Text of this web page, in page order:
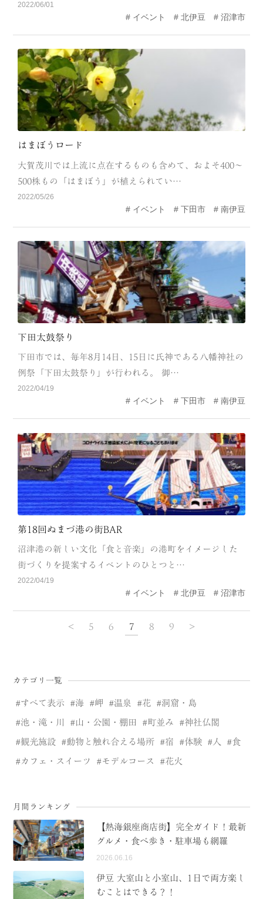
2022/06/01
イベント 北伊豆 沼津市
はまぼうロード
大賀茂川では上流に点在するものも含めて、およそ400～
500株もの「はまぼう」が植えられてい…
2022/05/26
イベント 下田市 南伊豆
下田太鼓祭り
下田市では、毎年8月14日、15日に氏神である八幡神社の
例祭「下田太鼓祭り」が行われる。 御…
2022/04/19
イベント 下田市 南伊豆
第18回ぬまづ港の街BAR
沼津港の新しい文化「食と音楽」の港町をイメージした
街づくりを提案するイベントのひとつと…
2022/04/19
イベント 北伊豆 沼津市
< 5 6 7 8 9 >
カテゴリ一覧
すべて表示 海 岬 温泉 花 洞窟・島
池・滝・川 山・公園・棚田 町並み 神社仏閣
観光施設 動物と触れ合える場所 宿 体験 人 食
カフェ・スイーツ モデルコース 花火
月間ランキング
【熱海銀座商店街】完全ガイド！最新
グルメ・食べ歩き・駐車場も網羅
2026.06.16
伊豆 大室山と小室山、1日で両方楽し
むことはできる？！